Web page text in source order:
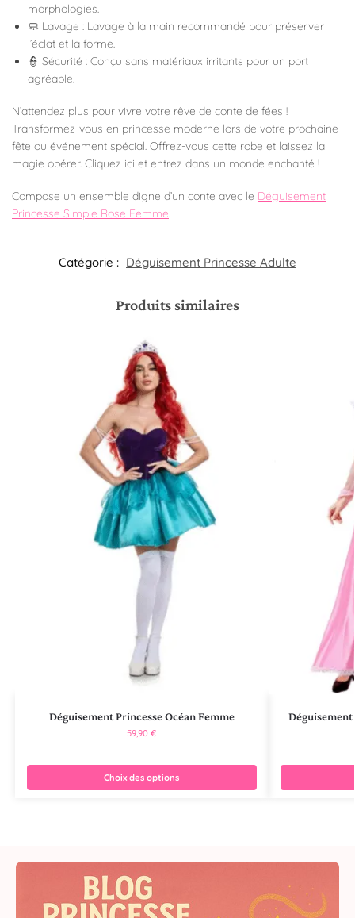
morphologies.
🧼 Lavage : Lavage à la main recommandé pour préserver
l’éclat et la forme.
👮 Sécurité : Conçu sans matériaux irritants pour un port
agréable.
N’attendez plus pour vivre votre rêve de conte de fées !
Transformez-vous en princesse moderne lors de votre prochaine
fête ou événement spécial. Offrez-vous cette robe et laissez la
magie opérer. Cliquez ici et entrez dans un monde enchanté !
Compose un ensemble digne d’un conte avec le Déguisement
Princesse Simple Rose Femme
Catégorie : Déguisement Princesse Adulte
Produits similaires
Déguisement Princesse Océan Femme
59,90€
Choix des options
Déguisement